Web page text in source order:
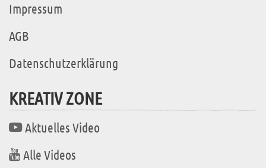
Impressum
AGB
Datenschutzerklärung
KREATIV ZONE
Aktuelles Video
Alle Videos